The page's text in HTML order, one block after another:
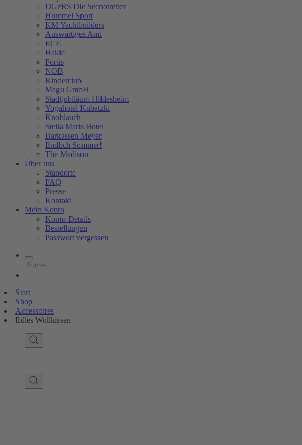
DGzRS Die Seenotretter
Hummel Sport
KM Yachtbuilders
Auswärtiges Amt
ECE
Hakle
Fortis
NOB
Kinderclub
Magu GmbH
Stadtjubiläum Hildesheim
Yogahotel Kubatzki
Knoblauch
Stella Maris Hotel
Barkassen Meyer
Endlich Sommer!
The Madison
Über uns
Standorte
FAQ
Presse
Kontakt
Mein Konto
Konto-Details
Bestellungen
Passwort vergessen
Start
Shop
Accessoires
Edles Wollkissen